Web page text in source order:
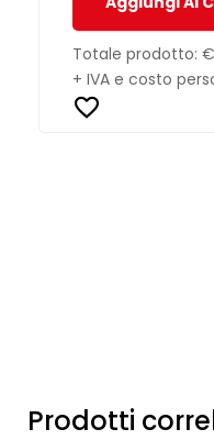
Totale prodotto:
+ IVA e costo
Prodotti